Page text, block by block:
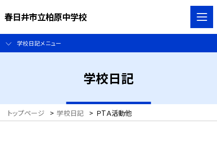
春日井市立柏原中学校
学校日記メニュー
学校日記
トップページ > 学校日記 > ＰTＡ活動他